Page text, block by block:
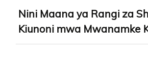
Nini Maana ya Rangi za
Kiunoni mwa Mwanamke